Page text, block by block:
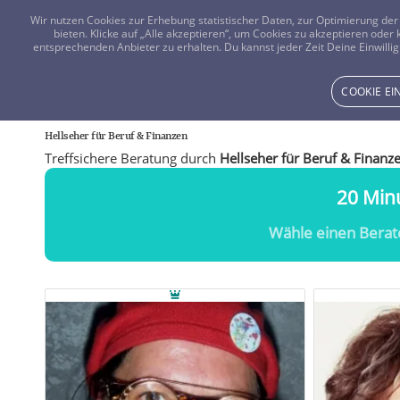
Hellseher für Beruf&Finanzen
Treffsichere Beratung durch Hellseher für Beruf &
20
Wähle einen
Wir nutzen Cookies zur Erhebung statistischer Daten, zur Optimierung
bieten. Klicke auf „Alle akzeptieren“, um Cookies zu akzeptieren
entsprechenden Anbieter zu erhalten. Du kannst jeder Zeit Deine
COOKIE